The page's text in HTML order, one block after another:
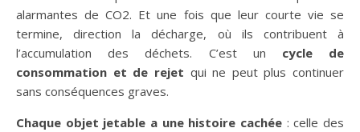
alarmantes de CO2. Et une fois que leur courte vie se
termine, direction la décharge, où ils contribuent à
l’accumulation des déchets. C’est un cycle de
consommation et de rejet qui ne peut plus continuer
sans conséquences graves.
Chaque objet jetable a une histoire cachée : celle des